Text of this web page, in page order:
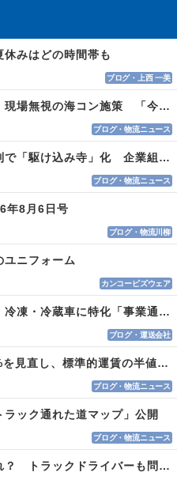
みはどの時間帯も
ブログ・上西 一美
違う違うそれじゃない 現場無視の海コン施策 「今でも平均２～３時間は待つ」
ブログ・物流ニュース
白ナンバートラック規制で「駆け込み寺」化 企業組合が入会基準を見直しへ
ブログ・物流ニュース
8月6日号
ブログ・物流川柳
ユニフォーム
カンコービズウェア
ヘイワオートサービス 冷凍・冷蔵車に特化「事業通じ貢献目指す」
ブログ・運送会社
適正原価 実車率５０%を見直し、標準的運賃の半値の恐れも
ブログ・物流ニュース
ック通れた道マップ」公開
ブログ・物流ニュース
自転車が従う信号はどれ？ トラックドライバーも問われる認識